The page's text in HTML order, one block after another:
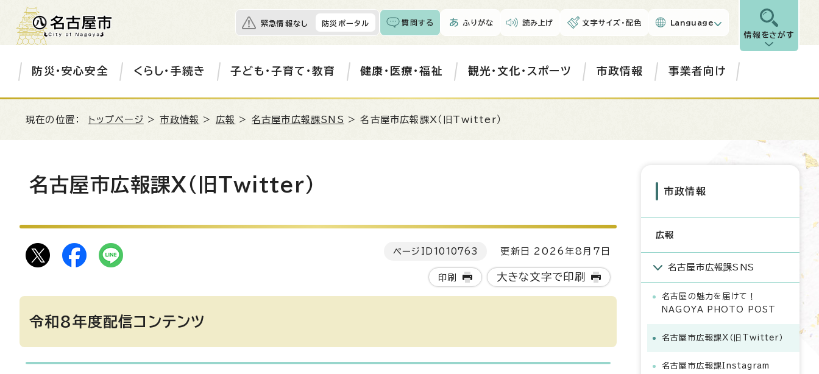
緊急情報なし 防災ポータル 質問する ふりがな 読み上げ 文字サイズ・配色 Language
情報をさがす
防災・安心安全 くらし・手続き 子ども・子育て・教育 健康・医療・福祉 観光・文化・スポーツ 市政情報 事業者向け
現在の位置： トップページ >市政情報 > 広報 > 名古屋市広報課SNS > 名古屋市広報課X（旧Twitter）
名古屋市広報課X（旧Twitter）
ページID 1010763 更新日 2026年8月7日
印刷 大きな文字で印刷
令和8年度配信コンテンツ
市政情報
広報
名古屋市広報課SNS
名古屋の魅力を届けて！
NAGOYA PHOTO POST
名古屋市広報課X（旧Twitter）
名古屋市広報課Instagram